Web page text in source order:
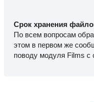
Срок хранения
По всем вопросам
этом в первом же
поводу модуля Films с